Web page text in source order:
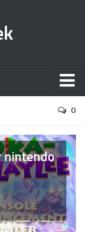
0
nintendo